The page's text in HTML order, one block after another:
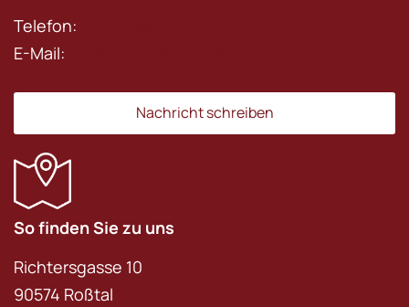
Telefon:
E-Mail:
Nachricht schreiben
So finden Sie zu uns
Richtersgasse 10
90574 Roßtal